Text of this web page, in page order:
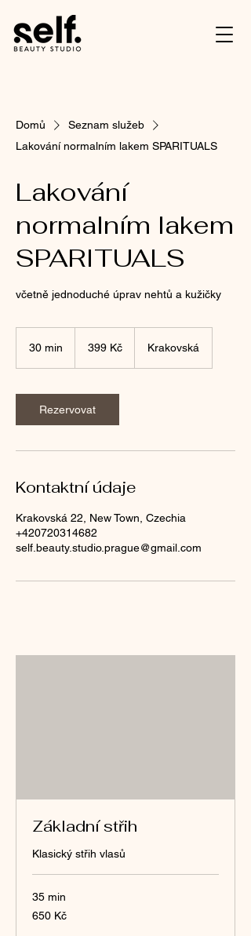
Domů
Seznam služeb
Lakování normalním lakem SPARITUALS
Lakování
normalním lakem
SPARITUALS
včetně jednoduché úprav nehtů a kužičky
30 min
i
n
korun399 Kč Krakovská
Rezervovat
Kontaktní údaje
Krakovská 22, New Town, Czechia
+420720314682
self.beauty.studio.prague@gmail.com
Základní střih
Klasický střih vlasů
35 min
650
českých
650 Kč